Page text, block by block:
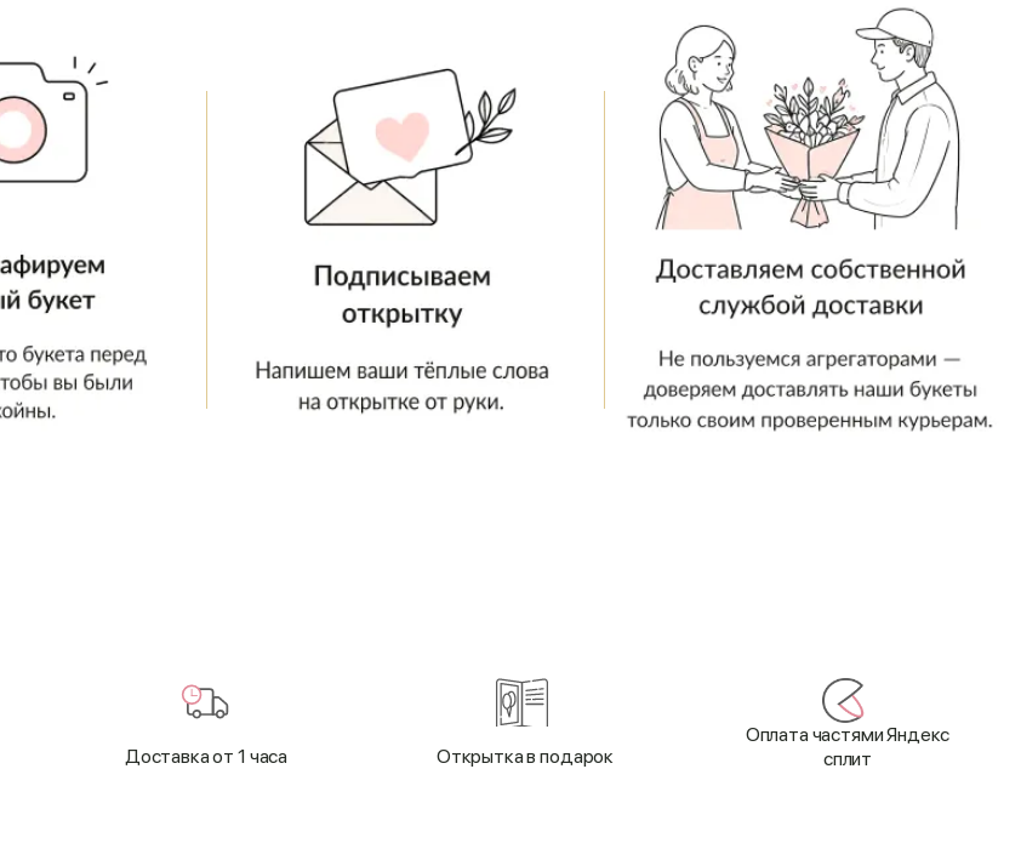
Доставка от 1 часа Открытка в подарок
Оплата частями Яндекс
сплит